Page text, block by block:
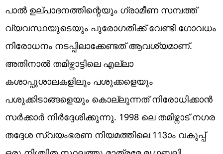
പാൽ ഉല്പാദനത്തിന്റെയും ഗ്രാമീണ സമ്പത്ത്
വ്യവസ്ഥയുടെയും പുരോഗതിക്ക് വേണ്ടി ഗോവധം
നിരോധനം നടപ്പിലാക്കേണ്ടത് ആവശ്യമാണ്.
അതിനാൽ തമിഴ്നാട്ടിലെ എല്ലാ
കശാപ്പുശാലകളിലും പശുക്കളെയും
പശുക്കിടാങ്ങളെയും കൊല്ലുന്നത് നിരോധിക്കാൻ
സർക്കാർ നിർദ്ദേശിക്കുന്നു. 1998 ലെ തമിഴ്നാട് നഗര
തദ്ദേശ സ്വയംഭരണ നിയമത്തിലെ 113ാം വകുപ്പ്